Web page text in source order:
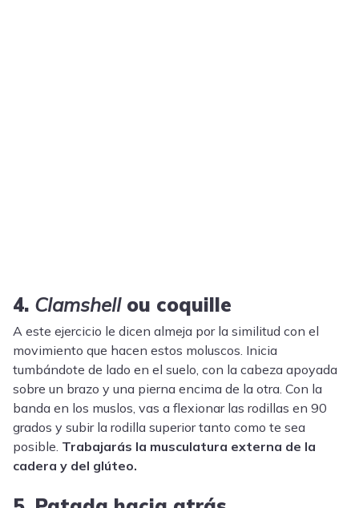
4. Clamshellou coquille
A este ejercicio le dicen almeja por la similitud con el
movimiento que hacen estos moluscos. Inicia
tumbándote de lado en el suelo, con la cabeza apoyada
sobre un brazo y una pierna encima de la otra. Con la
banda en los muslos, vas a flexionar las rodillas en 90
grados y subir la rodilla superior tanto como te sea
posible. Trabajarás la musculatura externa de la
cadera y del glúteo.